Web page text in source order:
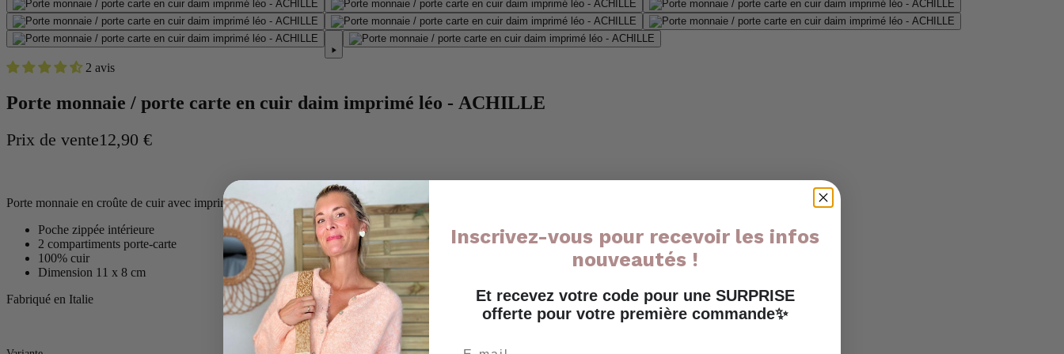
2 avis
Porte monnaie / porte carte en cuir daim imprimé léo - ACHILLE
Prix de vente12,90 €
Porte monnaie en croûte de cuir avec imprimé Léo irisé
Poche zippée intérieure
2 compartiments porte-carte
100% cuir
Dimension 11 x 8 cm
Fabriqué en Italie
Inscrivez-vous pour recevoir les infos
nouveautés !
Et recevez votre code pour une SURPRISE
offerte pour votre première commande✨